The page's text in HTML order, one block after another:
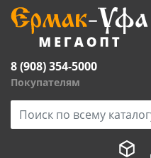
8 (908) 354-5000
Покупателям